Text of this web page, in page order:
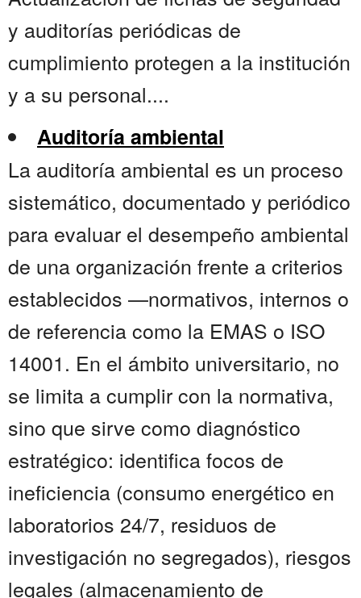
y auditorías periódicas de
cumplimiento protegen a la institución
y a su personal....
Auditoría ambiental
La auditoría ambiental es un proceso
sistemático, documentado y periódico
para evaluar el desempeño ambiental
de una organización frente a criterios
establecidos —normativos, internos o
de referencia como la EMAS o ISO
14001. En el ámbito universitario, no
se limita a cumplir con la normativa,
sino que sirve como diagnóstico
estratégico: identifica focos de
ineficiencia (consumo energético en
laboratorios 24/7, residuos de
investigación no segregados), riesgos
legales (almacenamiento de